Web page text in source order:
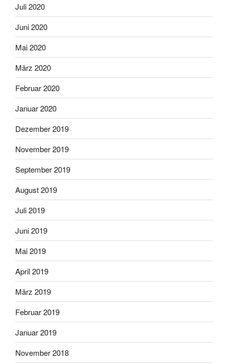
Juli 2020
Juni 2020
Mai 2020
März 2020
Februar 2020
Januar 2020
Dezember 2019
November 2019
September 2019
August 2019
Juli 2019
Juni 2019
Mai 2019
April 2019
März 2019
Februar 2019
Januar 2019
November 2018